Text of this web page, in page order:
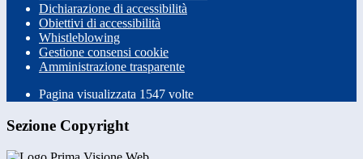
Dichiarazione di accessibilità
Obiettivi di accessibilità
Whistleblowing
Gestione consensi cookie
Amministrazione trasparente
Pagina visualizzata 1547 volte
Sezione Copyright